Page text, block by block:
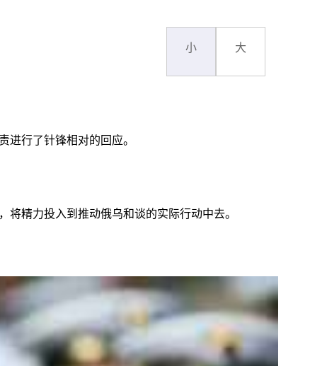
小 大
进行了针锋相对的回应。
精力投入到推动俄乌和谈的实际行动中去。